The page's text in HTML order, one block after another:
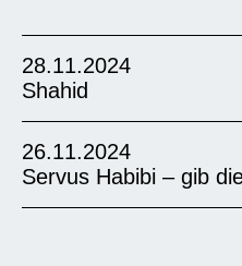
28.11.2024
Shahid
26.11.2024
Servus Habibi – gib